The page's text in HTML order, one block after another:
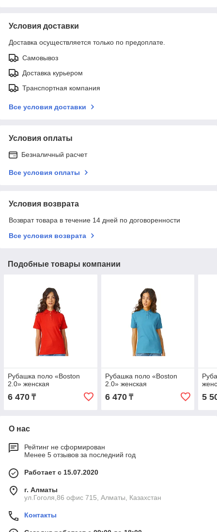
Условия доставки
Доставка осуществляется только по предоплате.
Самовывоз
Доставка курьером
Транспортная компания
Все условия доставки
Условия оплаты
Безналичный расчет
Все условия оплаты
Условия возврата
Возврат товара в течение 14 дней по договоренности
Все условия возврата
Подобные товары компании
Рубашка поло «Boston
2.0» женская
6 470 ₸
Рубашка поло «Boston
2.0» женская
6 470₸ 5
О нас
Рейтинг не сформирован
Менее 5 отзывов за последний год
Работает с 15.07.2020
г. Алматы
ул.Гоголя,86 офис 715, Алматы, Казахстан
Контакты